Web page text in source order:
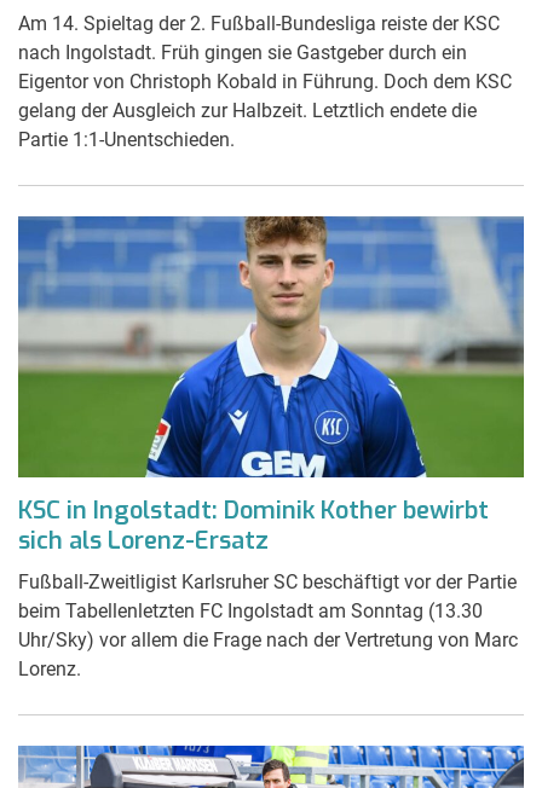
Am 14. Spieltag der 2. Fußball-Bundesliga reiste der KSC
nach Ingolstadt. Früh gingen sie Gastgeber durch ein
Eigentor von Christoph Kobald in Führung. Doch dem KSC
gelang der Ausgleich zur Halbzeit. Letztlich endete die
Partie 1:1-Unentschieden.
KSC in Ingolstadt: Dominik Kother bewirbt
sich als Lorenz-Ersatz
Fußball-Zweitligist Karlsruher SC beschäftigt vor der Partie
beim Tabellenletzten FC Ingolstadt am Sonntag (13.30
Uhr/Sky) vor allem die Frage nach der Vertretung von Marc
Lorenz.